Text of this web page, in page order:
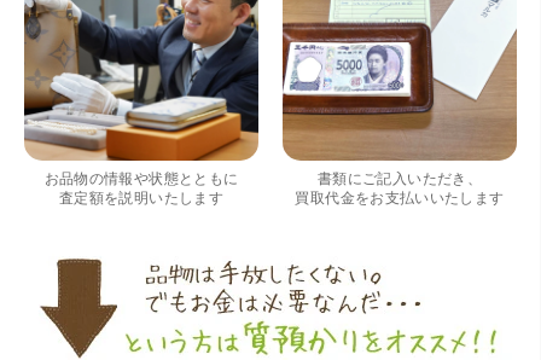
（大阪府大阪市）すごく丁寧に対応して頂きました。 ホー
ムページの皆様の評価がとても良かったので、質屋自体初
めての利用でしたが、対応して頂きました担当の方もすご
く良かったです。 これから質屋をご利用される方は是非オ
ススメです。
お品物の情報や状態とともに
査定額を説明いたします
書類にご記入いただき、
買取代金をお支払いいたします